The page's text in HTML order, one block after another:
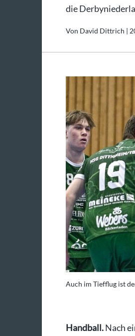
die
Von David Dittrich |
Auch im Tiefflug ist
Handball.Nach